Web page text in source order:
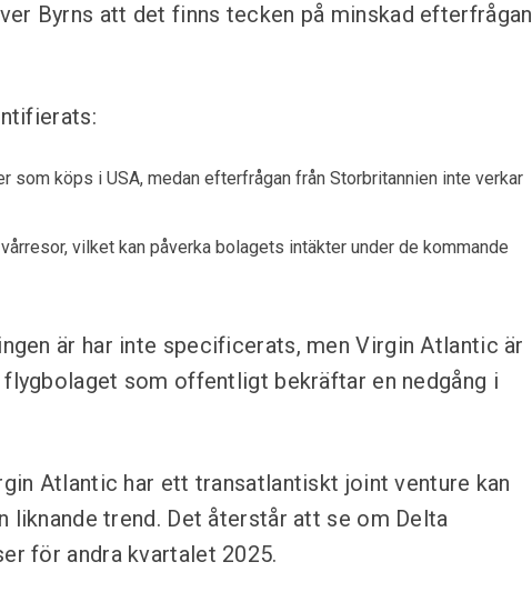
Byrns att det finns tecken på minskad efterfrågan
som köps i USA, medan efterfrågan från Storbritannien inte verkar
vilket kan påverka bolagets intäkter under de kommande
är har inte specificerats, men Virgin Atlantic är
som offentligt bekräftar en nedgång i
Atlantic har ett transatlantiskt joint venture kan
liknande trend. Det återstår att se om Delta
för andra kvartalet 2025.